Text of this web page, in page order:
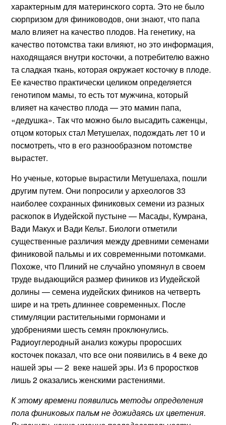
характерным для материнского сорта. Это не было
сюрпризом для финиководов, они знают, что папа
мало влияет на качество плодов. На генетику, на
качество потомства таки влияют, но это информация,
находящаяся внутри косточки, а потребителю важно
та сладкая ткань, которая окружает косточку в плоде.
Ее качество практически целиком определяется
генотипом мамы, то есть тот мужчина, который
влияет на качество плода — это мамин папа,
«дедушка». Так что можно было высадить саженцы,
отцом которых стал Метушелах, подождать лет 10 и
посмотреть, что в его разнообразном потомстве
вырастет.
Но ученые, которые вырастили Метушелаха, пошли
другим путем. Они попросили у археологов 33
наиболее сохранных финиковых семени из разных
раскопок в Иудейской пустыне — Масады, Кумрана,
Вади Макух и Вади Кельт. Биологи отметили
существенные различия между древними семенами
финиковой пальмы и их современными потомками.
Похоже, что Плиний не случайно упомянул в своем
труде выдающийся размер фиников из Иудейской
долины — семена иудейских фиников на четверть
шире и на треть длиннее современных. После
стимуляции растительными гормонами и
удобрениями шесть семян проклюнулись.
Радиоуглеродный анализ кожуры проросших
косточек показал, что все они появились в 4 веке до
нашей эры — 2 веке нашей эры. Из 6 проростков
лишь 2 оказались женскими растениями.
К этому времени появились методы определения
пола финиковых пальм не дожидаясь их цветения.